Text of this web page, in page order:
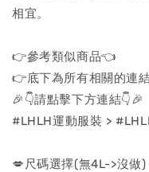
相宜。
👉參考類似商品👈
👉底下為所有相關的連
🎉👇請點擊下方連結👇🎉
#LHLH運動服裝 >
💋尺碼選擇(無4L->沒做)